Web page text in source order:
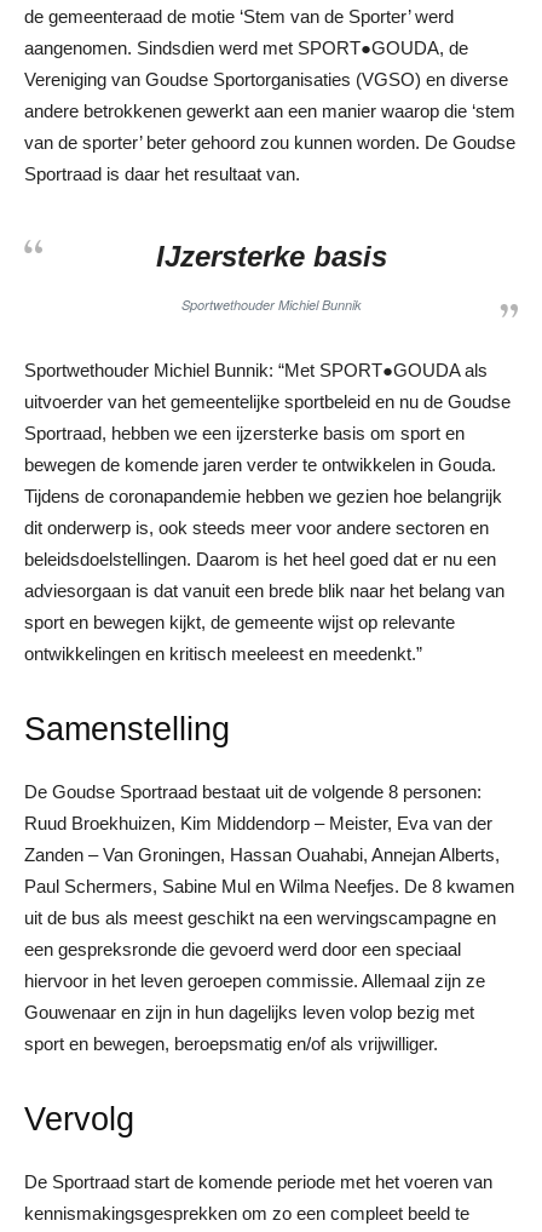
de gemeenteraad de motie ‘Stem van de Sporter’ werd
aangenomen. Sindsdien werd met SPORT●GOUDA, de
Vereniging van Goudse Sportorganisaties (VGSO) en diverse
andere betrokkenen gewerkt aan een manier waarop die ‘stem
van de sporter’ beter gehoord zou kunnen worden. De Goudse
Sportraad is daar het resultaat van.
IJzersterke basis
Sportwethouder Michiel Bunnik
Sportwethouder Michiel Bunnik: “Met SPORT●GOUDA als
uitvoerder van het gemeentelijke sportbeleid en nu de Goudse
Sportraad, hebben we een ijzersterke basis om sport en
bewegen de komende jaren verder te ontwikkelen in Gouda.
Tijdens de coronapandemie hebben we gezien hoe belangrijk
dit onderwerp is, ook steeds meer voor andere sectoren en
beleidsdoelstellingen. Daarom is het heel goed dat er nu een
adviesorgaan is dat vanuit een brede blik naar het belang van
sport en bewegen kijkt, de gemeente wijst op relevante
ontwikkelingen en kritisch meeleest en meedenkt.”
Samenstelling
De Goudse Sportraad bestaat uit de volgende 8 personen:
Ruud Broekhuizen, Kim Middendorp – Meister, Eva van der
Zanden – Van Groningen, Hassan Ouahabi, Annejan Alberts,
Paul Schermers, Sabine Mul en Wilma Neefjes. De 8 kwamen
uit de bus als meest geschikt na een wervingscampagne en
een gespreksronde die gevoerd werd door een speciaal
hiervoor in het leven geroepen commissie. Allemaal zijn ze
Gouwenaar en zijn in hun dagelijks leven volop bezig met
sport en bewegen, beroepsmatig en/of als vrijwilliger.
Vervolg
De Sportraad start de komende periode met het voeren van
kennismakingsgesprekken om zo een compleet beeld te